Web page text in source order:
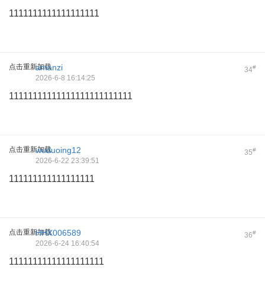
1111111111111111111
点击重新加载 34#
amanzi
2026-6-8 16:14:25
11111111111111111111111111
点击重新加载 35#
wuduoing12
2026-6-22 23:39:51
111111111111111111
点击重新加载 36#
HHX006589
2026-6-24 16:40:54
11111111111111111111